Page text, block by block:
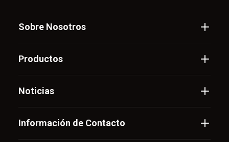
Sobre Nosotros
Productos
Noticias
Información de Contacto